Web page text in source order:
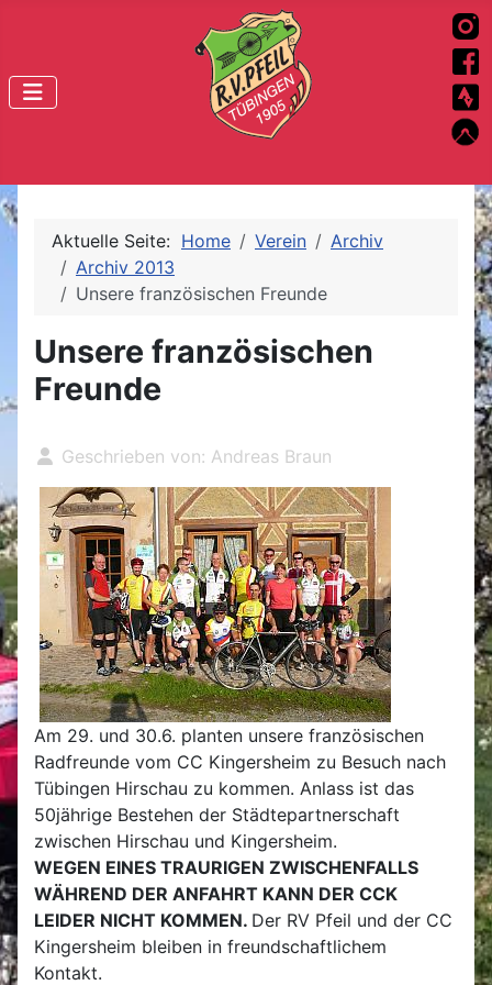
Aktuelle Seite: Home Verein
Archiv
Archiv 2013
Unsere französischen Freunde
Unsere französischen
Freunde
Geschrieben von: Andreas Braun
Am 29. und 30.6. planten unsere französischen
Radfreunde vom CC Kingersheim zu Besuch nach
Tübingen Hirschau zu kommen. Anlass ist das
50jährige Bestehen der Städtepartnerschaft
zwischen Hirschau und Kingersheim.
WEGEN EINES TRAURIGEN ZWISCHENFALLS
WÄHREND DER ANFAHRT KANN DER CCK
LEIDER NICHT KOMMEN. Der RV Pfeil und der CC
Kingersheim bleiben in freundschaftlichem
Kontakt.